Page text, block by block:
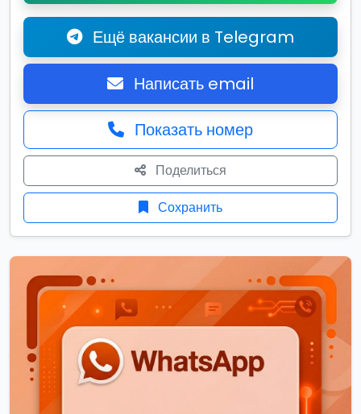
Ещё вакансии в Telegram
Написать email
Показать номер
Поделиться
Сохранить